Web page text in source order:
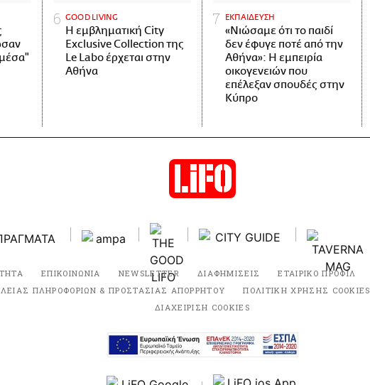
GOOD LIVING
Η εμβληματική City
Exclusive Collection της
Le Labo έρχεται στην
Αθήνα
ΕΚΠΑΙΔΕΥΣΗ
«Νιώσαμε ότι το παιδί
δεν έφυγε ποτέ από την
Αθήνα»: Η εμπειρία
οικογενειών που
επέλεξαν σπουδές στην
Κύπρο
ΕΠΙΚΟΙΝΩΝΙΑ NEWSLETTER ΔΙΑΦΗΜΙΣΕΙΣ ΕΤΑΙΡΙΚΟ ΠΡΟΦΙΛ
ΠΛΗΡΟΦΟΡΙΩΝ & ΠΡΟΣΤΑΣΙΑΣ ΑΠΟΡΡΗΤΟΥ
ΠΟΛΙΤΙΚΗ ΧΡΗΣΗΣ COOKIES
ΔΙΑΧΕΙΡΙΣΗ COOKIES